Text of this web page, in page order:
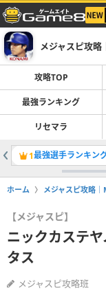
メジャスピ攻略
攻略TOP
最強ランキング
リセマラ
1最強選手ランキン
ホーム メジャスピ攻略
【メジャスピ】
ニックカステ
タス
メジャスピ攻略班